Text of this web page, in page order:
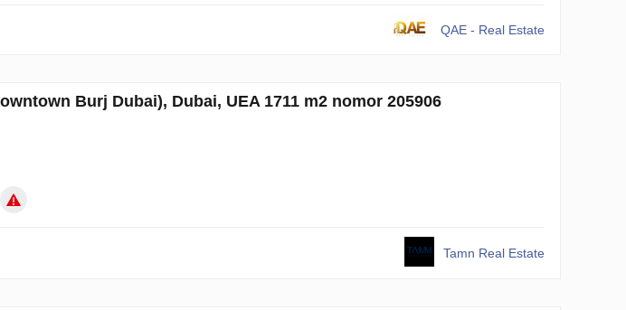
QAE - Real Estate
Burj Dubai), Dubai, UEA 1711 m2 nomor 205906
Tamn Real Estate